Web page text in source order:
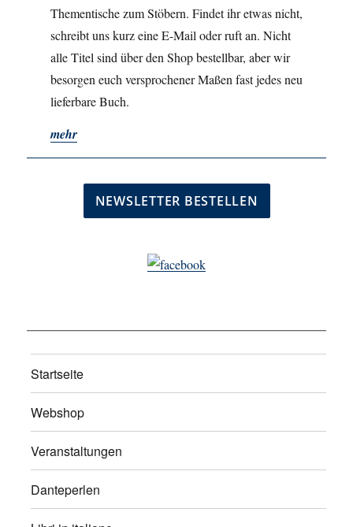
Thementische zum Stöbern. Findet ihr etwas nicht,
schreibt uns kurz eine E-Mail oder ruft an. Nicht
alle Titel sind über den Shop bestellbar, aber wir
besorgen euch versprochener Maßen fast jedes neu
lieferbare Buch.
mehr
Startseite
Webshop
Veranstaltungen
Danteperlen